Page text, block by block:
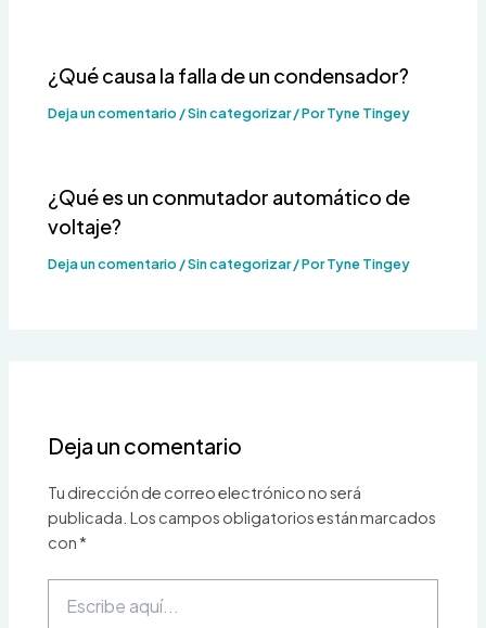
¿Qué causa la falla de un condensador?
Deja un comentario/Sin categorizar/ PorTyne Tingey
¿Qué es un conmutador automático de
voltaje?
Deja un comentario/Sin categorizar/ PorTyne Tingey
Deja un comentario
Tu dirección de correo electrónico no será
publicada. Los campos obligatorios están marcados
con*
aquí...